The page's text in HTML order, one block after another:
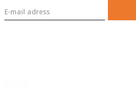
Rena Opbergmand Medium Truffle